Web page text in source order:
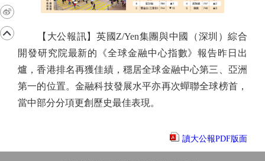
【大公報訊】英國Z/Yen集團與中國（深圳）綜合
開發研究院最新的《全球金融中心指數》報告昨日出
爐，香港排名再獲佳績，穩居全球金融中心第三、亞洲
第一的位置。金融科技發展水平亦再次蟬聯全球榜首，
當中部分分項更創歷史最佳表現。
讀大公報PDF版面